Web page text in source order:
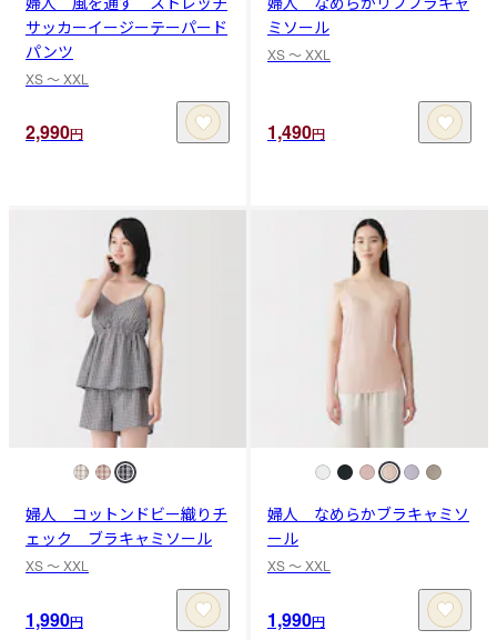
サッカーイージーテーパード
パンツ
XS 〜 XXL
2,990円
ミソール
XS 〜 XXL
1,490円
婦人 コットンドビー織りチ
ェック ブラキャミソール
XS 〜 XXL
1,990円
婦人 なめらかブラキャミソ
ール
XS 〜 XXL
1,990円